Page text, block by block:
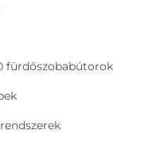
fürdőszobabútorok